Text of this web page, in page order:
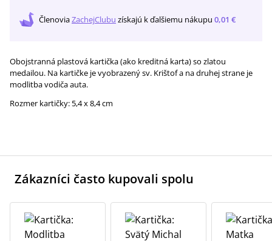
ČlenoviaZachejClubu získajú k ďalšiemu nákupu 0,01 €
Obojstranná plastová kartička (ako kreditná karta) so zlatou
medailou. Na kartičke je vyobrazený sv. Krištof a na druhej strane je
modlitba vodiča auta.
Rozmer kartičky: 5,4 x 8,4 cm
Zákazníci často kupovali spolu